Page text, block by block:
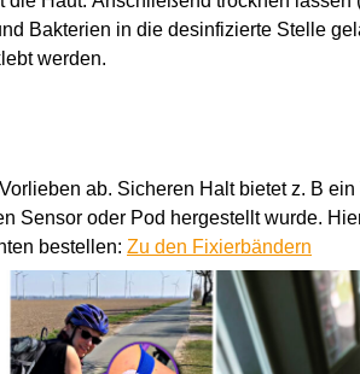
Bakterien in die desinfizierte Stelle
werden.
ab. Sicheren Halt bietet z. B ein
Sensor oder Pod hergestellt wurde.
bestellen: Zu den Fixierbändern